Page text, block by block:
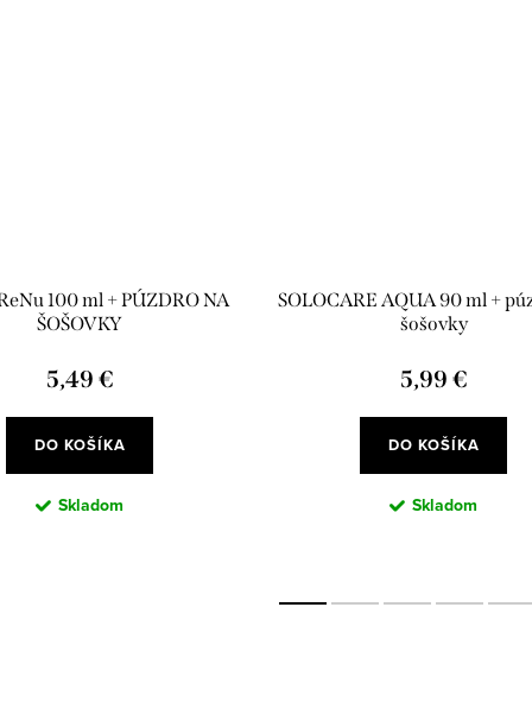
100 ml + PÚZDRO NA
ŠOŠOVKY
5,49 €
DO KOŠÍKA
Skladom
SOLOCARE AQUA 90 ml +
šošovky
5,99 €
DO KOŠÍKA
Skladom